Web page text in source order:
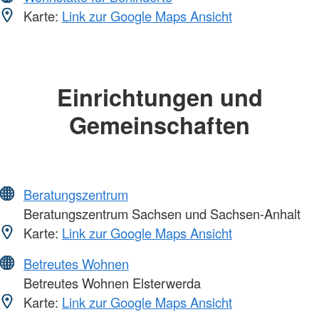
Karte: Link zur Google Maps Ansicht
Einrichtungen und
Gemeinschaften
Beratungszentrum
Beratungszentrum Sachsen und Sachsen-Anhalt
Karte: Link zur Google Maps Ansicht
Betreutes Wohnen
Betreutes Wohnen Elsterwerda
Karte: Link zur Google Maps Ansicht